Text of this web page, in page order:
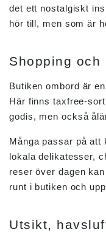
det ett nostalgiskt
hör till, men som är
Shopping och
Butiken ombord är
Här finns taxfree-
godis, men också
Många passar på att
lokala delikatesser,
reser över dagen
runt i butiken och
Utsikt,